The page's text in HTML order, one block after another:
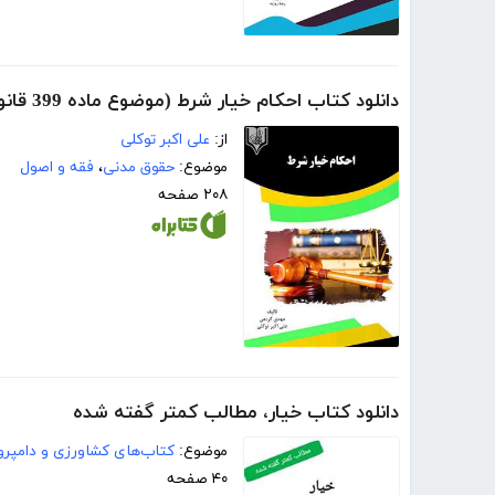
دانلود کتاب احکام خیار شرط (موضوع ماده 399 قانون مدنی)
از: علی اکبر توکلی
موضوع: حقوق مدنی، فقه و اصول
۲۰۸ صفحه
دانلود کتاب خیار، مطالب کمتر گفته شده
موضوع: کتاب‌های کشاورزی و
۴۰ صفحه